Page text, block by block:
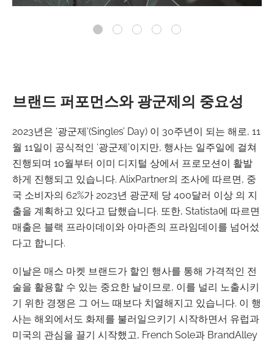
브랜드 퍼포먼스와 광군제의 중요성
2023년은 ‘광군제'(Singles’ Day) 이 30주년이 되는 해로, 11
월 11일이 공식적인 ‘광군제’이지만, 행사는 일주일에 걸쳐
진행되며 10월부터 이미 디지털 상에서 프로모션이 활발
하게 진행되고 있습니다. AlixPartner의 조사에 따르면, 중
국 소비자의 62%가 2023년 광군제 당 400달러 이상 의 지
출을 계획하고 있다고 답했습니다. 또한, Statista에 따르면
매출은 블랙 프라이데이와 아마존의 프라임데이를 넘어섰
다고 합니다.
이날은 매스 마켓 브랜드가 할인 행사를 통해 가격적인 전
술을 활용할 수 있는 중요한 날이므로, 이를 널리 노출시키
기 위한 경쟁은 그 어느 때보다 치열해지고 있습니다. 이 행
사는 해외에서도 화제를 불러일으키기 시작하면서 유럽과
미국의 관심을 끌기 시작했고, French Sole과 BrandAlley